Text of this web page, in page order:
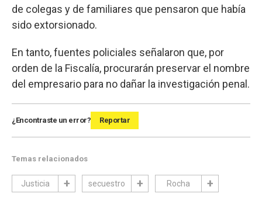
de colegas y de familiares que pensaron que había
sido extorsionado.
En tanto, fuentes policiales señalaron que, por
orden de la Fiscalía, procurarán preservar el nombre
del empresario para no dañar la investigación penal.
¿Encontraste un error? Reportar
Temas relacionados
Justicia secuestro Rocha